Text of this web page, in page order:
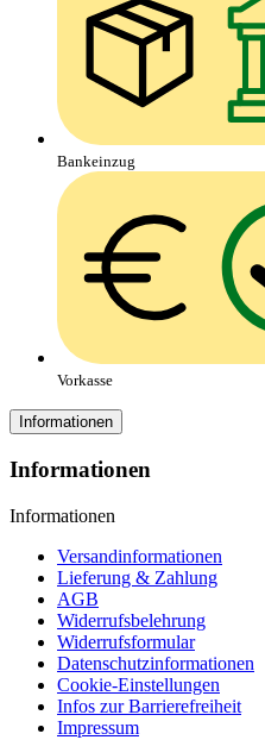
Bankeinzug
Vorkasse
Informationen
Informationen
Informationen
Versandinformationen
Lieferung & Zahlung
AGB
Widerrufsbelehrung
Widerrufsformular
Datenschutzinformationen
Cookie-Einstellungen
Infos zur Barrierefreiheit
Impressum